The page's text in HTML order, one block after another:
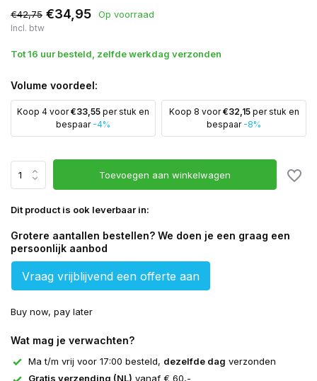
€42,75 €34,95 Op voorraad
Incl. btw
Tot 16 uur besteld, zelfde werkdag verzonden
Volume voordeel:
Koop 4 voor€33,55 per stuk en
bespaar -4%
Koop 8 voor€32,15per stuk en
bespaar -8%
Toevoegen aan winkelwagen
Dit product is ook leverbaar in:
Grotere aantallen bestellen? We doen je een graag een
persoonlijk aanbod
Vraag vrijblijvend een offerte aan
Buy now, pay later
Wat mag je verwachten?
Ma t/m vrij voor 17:00 besteld, dezelfde dag verzonden
Gratis verzending (NL) vanaf € 60,-